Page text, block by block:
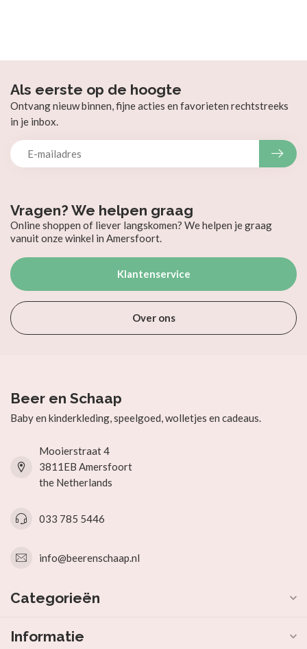
Vragen? We helpen graag
Online shoppen of liever langskomen? We helpen je graag
vanuit onze winkel in Amersfoort.
Klantenservice
Over ons
Als eerste op de hoogte
Ontvang nieuw binnen, fijne acties en favorieten rechtstreeks
in je inbox.
Beer en Schaap
Baby en kinderkleding, speelgoed, wolletjes en cadeaus.
Mooierstraat 4
3811EB Amersfoort
the Netherlands
033 785 5446
info@beerenschaap.nl
Categorieën
Informatie